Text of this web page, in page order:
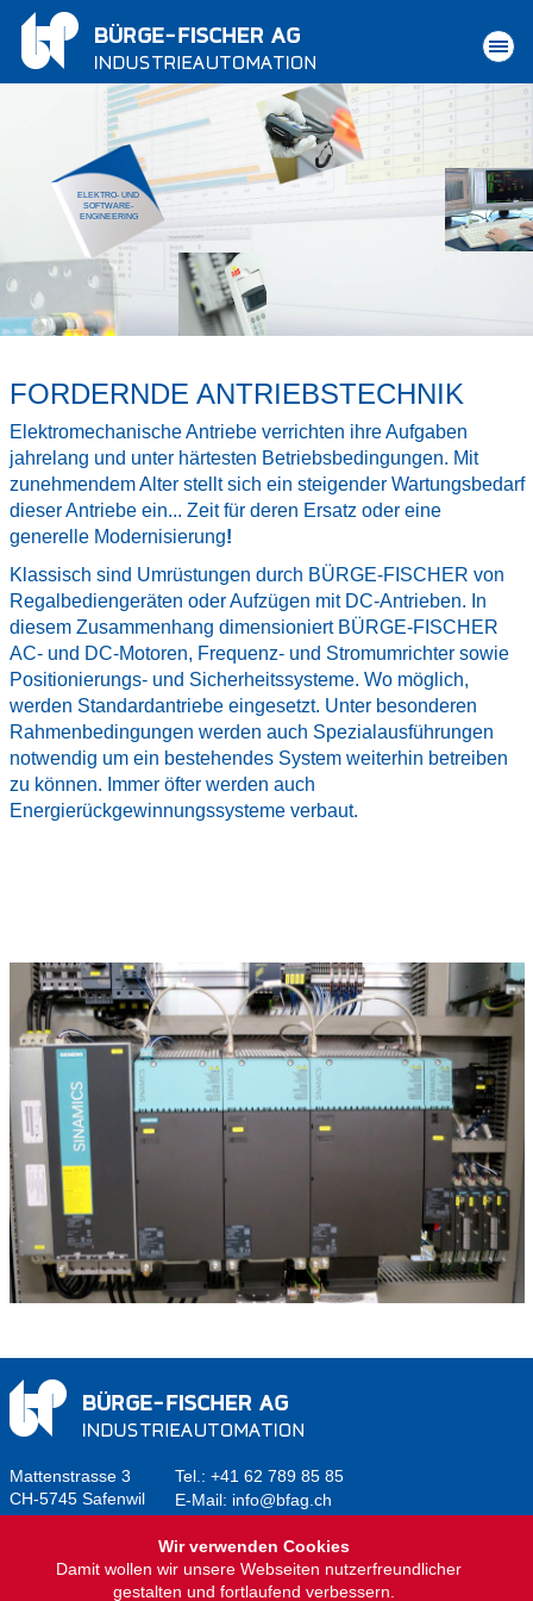
ELEKTRO- UND
SOFTWARE-
ENGINEERING
FORDERNDE ANTRIEBSTECHNIK
Elektromechanische Antriebe verrichten ihre Aufgaben
jahrelang und unter härtesten Betriebsbedingungen. Mit
zunehmendem Alter stellt sich ein steigender Wartungsbedarf
dieser Antriebe ein... Zeit für deren Ersatz oder eine
generelle Modernisierung!
Klassisch sind Umrüstungen durch BÜRGE-FISCHER von
Regalbediengeräten oder Aufzügen mit DC-Antrieben. In
diesem Zusammenhang dimensioniert BÜRGE-FISCHER
AC- und DC-Motoren, Frequenz- und Stromumrichter sowie
Positionierungs- und Sicherheitssysteme. Wo möglich,
werden Standardantriebe eingesetzt. Unter besonderen
Rahmenbedingungen werden auch Spezialausführungen
notwendig um ein bestehendes System weiterhin betreiben
zu können. Immer öfter werden auch
Energierückgewinnungssysteme verbaut.
Mattenstrasse 3
CH-5745 Safenwil
Switzerland
Tel.: +41 62 789 85 85
E-Mail: info@bfag.ch
Wir verwenden Cookies
Damit wollen wir unsere Webseiten nutzerfreundlicher
gestalten und fortlaufend verbessern.